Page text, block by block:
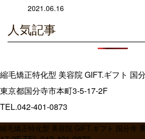
2021.06.16
人気記事
縮毛矯正特化型 美容院 GIFT.ギフト 国
東京都国分寺市本町3-5-17-2F
TEL.042-401-0873
縮毛矯正特化型 美容院 GIFT.ギフト 国分寺